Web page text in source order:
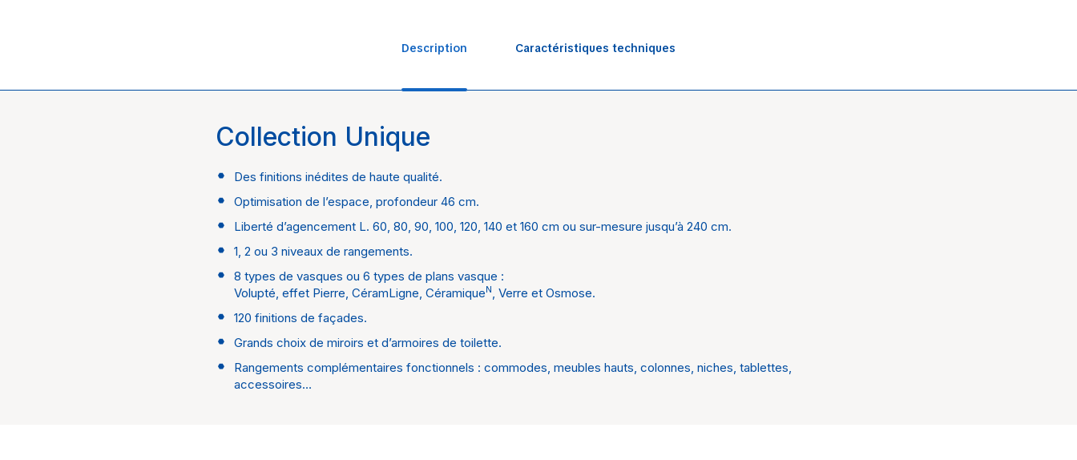
Description Caractéristiques techniques
Collection Unique
Des finitions inédites de haute qualité.
Optimisation de l’espace, profondeur 46 cm.
Liberté d’agencement L. 60, 80, 90, 100, 120, 140 et 160 cm ou sur-mesure jusqu’à 240 cm.
1, 2 ou 3 niveaux de rangements.
8 types de vasques ou 6 types de plans vasque :
Volupté, effet Pierre, CéramLigne, CéramiqueN, Verre et Osmose.
120 finitions de façades.
Grands choix de miroirs et d’armoires de toilette.
Rangements complémentaires fonctionnels : commodes, meubles hauts, colonnes, niches, tablettes,
accessoires…
Univers
Marque